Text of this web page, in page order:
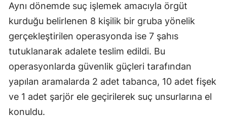
Aynı dönemde suç işlemek amacıyla örgüt
kurduğu belirlenen 8 kişilik bir gruba yönelik
gerçekleştirilen operasyonda ise 7 şahıs
tutuklanarak adalete teslim edildi. Bu
operasyonlarda güvenlik güçleri tarafından
yapılan aramalarda 2 adet tabanca, 10 adet fişek
ve 1 adet şarjör ele geçirilerek suç unsurlarına el
konuldu.